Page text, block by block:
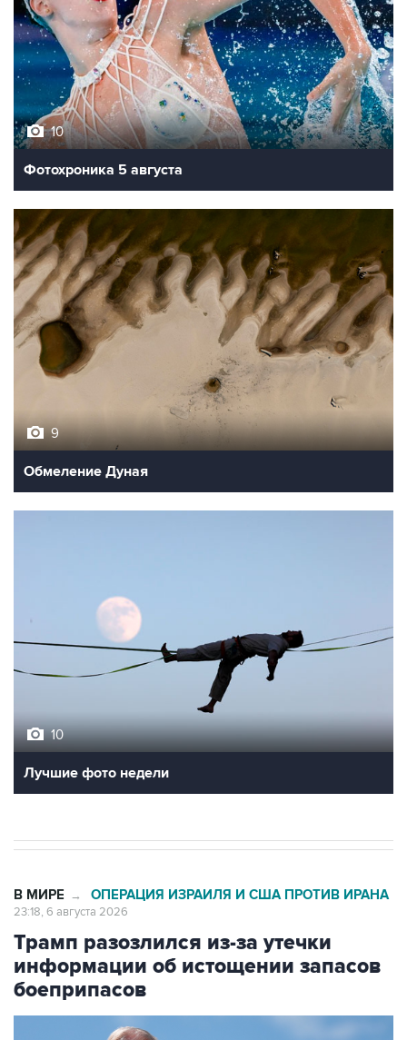
10
Фотохроника 5 августа
9
Обмеление Дуная
10
Лучшие фото недели
В МИРЕ → ОПЕРАЦИЯ ИЗРАИЛЯ И США ПРОТИВ ИРАНА
23:18, 6 августа 2026
Трамп разозлился из-за утечки
информации об истощении запасов
боеприпасов